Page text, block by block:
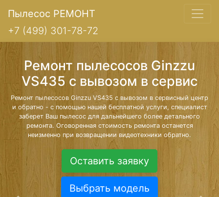
Пылесос РЕМОНТ
+7 (499) 301-78-72
Ремонт пылесосов Ginzzu
VS435 с вывозом в сервис
Ремонт пылесосов Ginzzu VS435 с вывозом в сервисный центр
и обратно - с помощью нашей бесплатной услуги, специалист
заберет Ваш пылесос для дальнейшего более детального
ремонта. Оговоренная стоимость ремонта останется
неизменно при возвращении видеотехники обратно.
Оставить заявку
Выбрать модель